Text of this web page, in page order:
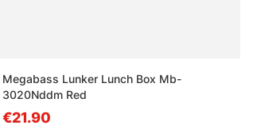
Megabass Lunker Lunch Box Mb-
3020Nddm Red
€21.90